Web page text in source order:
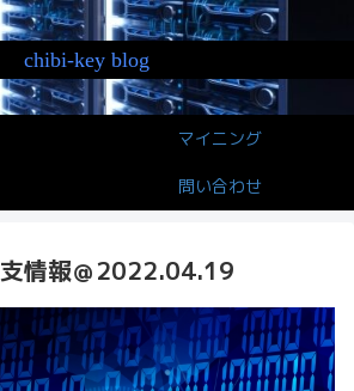
chibi-key blog
マイニング
問い合わせ
情報＠2022.04.19